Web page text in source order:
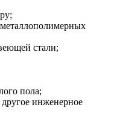
стали;
пола;
инженерное